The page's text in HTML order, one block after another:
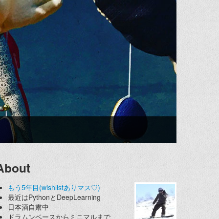
もう5年目(wishlistありマス♡)
最近はPythonとDeepLearning
日本酒自粛中
ドラムンベースからミニマルまで